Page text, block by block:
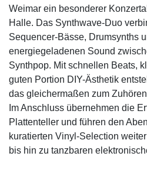
Weimar ein besonderer
Halle. Das Synthwave-Duo
Sequencer-Bässe, Drumsynths
energiegeladenen Sound
Synthpop. Mit schnellen Beats,
guten Portion DIY-Ästhetik
das gleichermaßen zum
Im Anschluss übernehmen die
Plattenteller und führen den
kuratierten Vinyl-Selection
bis hin zu tanzbaren